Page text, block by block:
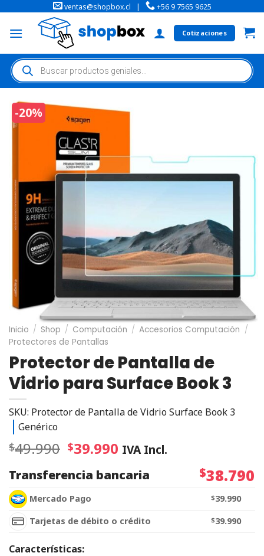
ventas@shopbox.cl | +56 9 7565 9625
Cotizaciones
-20%
Inicio / Shop / Computación / Accesorios Computación /
Protectores de Pantallas
Protector de Pantalla de
Vidrio para Surface Book 3
SKU: Protector de Pantalla de Vidrio Surface Book 3
Genérico
$49.990 $39.990 IVA Incl.
Transferencia bancaria
$38.790
Mercado Pago $39.990
Tarjetas de débito o crédito
$39.990
Características: